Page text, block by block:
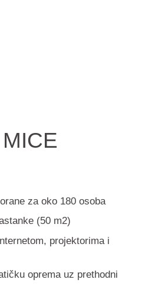
za oko 180 osoba
(50 m2)
projektorima i
oprema uz prethodni